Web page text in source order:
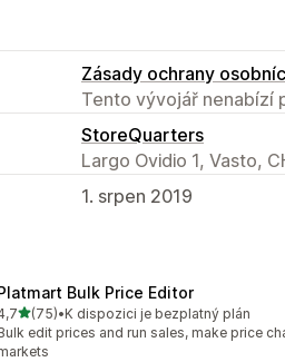
Zásady ochrany
Tento vývojář nenabízí
StoreQuarters
Largo Ovidio 1, Vasto,
1. srpen 2019
Bulk Price Editor
z 5 hvězd
(75)počet recenzí: 75
•K dispozici je bezplatný plán
edit prices and run sales, make price